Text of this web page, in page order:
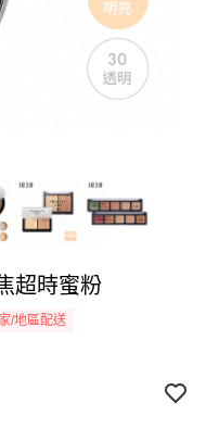
超時蜜粉
/地區配送